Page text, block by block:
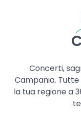
Concerti,
Campania.
la tua regione a